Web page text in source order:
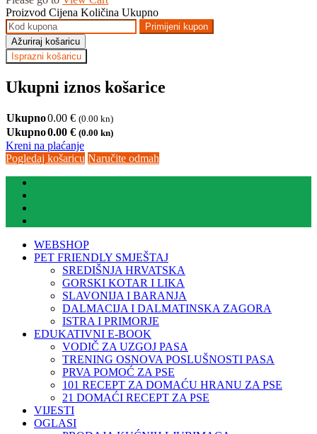
Proizvod Cijena Količina Ukupno
Primijeni kupon
Ažuriraj košaricu
Isprazni košaricu
Ukupni iznos košarice
Ukupno0.00 € (0.00 kn)
Ukupno0.00 € (0.00 kn)
Kreni na plaćanje
Pogledaj košaricu Naručite odmah
WEBSHOP
PET FRIENDLY SMJEŠTAJ
SREDIŠNJA HRVATSKA
GORSKI KOTAR I LIKA
SLAVONIJA I BARANJA
DALMACIJA I DALMATINSKA ZAGORA
ISTRA I PRIMORJE
EDUKATIVNI E-BOOK
VODIČ ZA UZGOJ PASA
TRENING OSNOVA POSLUŠNOSTI PASA
PRVA POMOĆ ZA PSE
101 RECEPT ZA DOMAĆU HRANU ZA PSE
21 DOMAĆI RECEPT ZA PSE
VIJESTI
OGLASI